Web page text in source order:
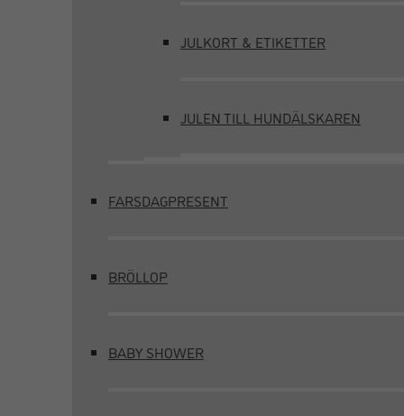
JULKORT & ETIKETTER
JULEN TILL HUNDÄLSKAREN
FARSDAGPRESENT
BRÖLLOP
BABY SHOWER